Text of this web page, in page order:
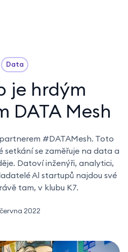
Data
je hrdým
DATA Mesh
#DATAMesh. Toto
se zaměřuje na data a
Datoví inženýři, analytici,
Al startupů najdou své
tam, v klubu K7.
2022